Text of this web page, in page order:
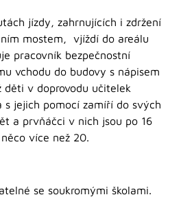
jízdy, zahrnujících i zdržení
mostem, vjíždí do areálu
pracovník bezpečnostní
vchodu do budovy s nápisem
děti v doprovodu učitelek
jejich pomocí zamíří do svých
a prvňáčci v nich jsou po 16
více než 20.
se soukromými školami.